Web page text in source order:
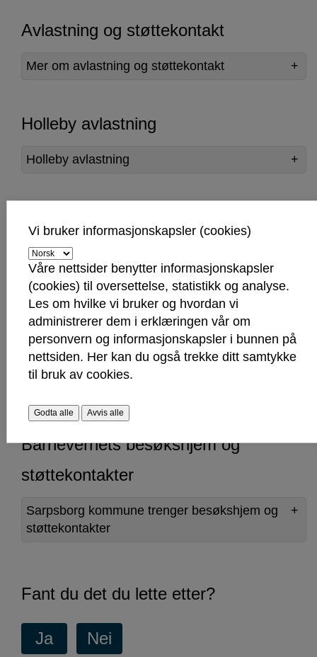
Avlastning og støttekontakt
Mer om avlastning og støttekontakt
Holleby avlastning
Holleby avlastning
Prestekragen bo- og avlastningstilbud
Vil du bli støttekontakt eller
avlastningshjem?
Les mer om å være støttekontakt og
Barnevernets besøkshjem og
støttekontakter
Sarpsborg kommune trenger besøkshjem og
støttekontakter
Fant du det du lette etter?
Vi bruker informasjonskapsler (cookies)
Våre nettsider benytter informasjonskapsler
(cookies) til oversettelse, statistikk og analyse.
Les om hvilke vi bruker og hvordan vi
administrerer dem i erklæringen vår om
personvern og informasjonskapsler i bunnen på
nettsiden. Her kan du også trekke ditt samtykke
til bruk av cookies.
Godta alle Avvis alle